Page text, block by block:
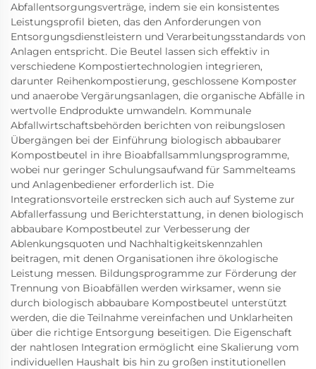
Abfallentsorgungsverträge, indem sie ein konsistentes
Leistungsprofil bieten, das den Anforderungen von
Entsorgungsdienstleistern und Verarbeitungsstandards von
Anlagen entspricht. Die Beutel lassen sich effektiv in
verschiedene Kompostiertechnologien integrieren,
darunter Reihenkompostierung, geschlossene Komposter
und anaerobe Vergärungsanlagen, die organische Abfälle in
wertvolle Endprodukte umwandeln. Kommunale
Abfallwirtschaftsbehörden berichten von reibungslosen
Übergängen bei der Einführung biologisch abbaubarer
Kompostbeutel in ihre Bioabfallsammlungsprogramme,
wobei nur geringer Schulungsaufwand für Sammelteams
und Anlagenbediener erforderlich ist. Die
Integrationsvorteile erstrecken sich auch auf Systeme zur
Abfallerfassung und Berichterstattung, in denen biologisch
abbaubare Kompostbeutel zur Verbesserung der
Ablenkungsquoten und Nachhaltigkeitskennzahlen
beitragen, mit denen Organisationen ihre ökologische
Leistung messen. Bildungsprogramme zur Förderung der
Trennung von Bioabfällen werden wirksamer, wenn sie
durch biologisch abbaubare Kompostbeutel unterstützt
werden, die die Teilnahme vereinfachen und Unklarheiten
über die richtige Entsorgung beseitigen. Die Eigenschaft
der nahtlosen Integration ermöglicht eine Skalierung vom
individuellen Haushalt bis hin zu großen institutionellen